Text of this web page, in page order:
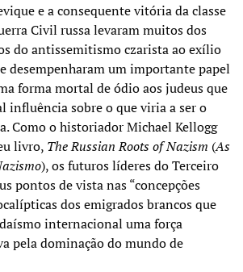
e a consequente vitória da classe
Civil russa levaram muitos dos
do antissemitismo czarista ao exílio
desempenharam um importante papel
forma mortal de ódio aos judeus que
influência sobre o que viria a ser o
Como o historiador Michael Kellogg
livro, The Russian Roots of Nazism (As
), os futuros líderes do Terceiro
pontos de vista nas “concepções
dos emigrados brancos que
internacional uma força
pela dominação do mundo de